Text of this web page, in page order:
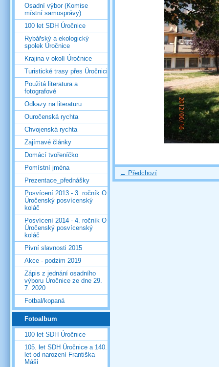
← Předchozí
Osadní výbor (Komise
místní samosprávy)
100 let SDH Úročnice
Rybářský a ekologický
spolek Úročnice
Krajina v okolí Úročnice
Turistické trasy přes Úročnici
Použitá literatura a
fotografové
Odkazy na literaturu
Ouročenská rychta
Chvojenská rychta
Zajímavé články
Domácí tvořeníčko
Pomístní jména
Prezentace_přednášky
Posvícení 2013 - 3. ročník O
Úročenský posvícenský
koláč
Posvícení 2014 - 4. ročník O
Úročenský posvícenský
koláč
Pivní slavnosti 2015
Akce - podzim 2019
Zápis z jednání osadního
výboru Úročnice ze dne 29.
7. 2020
Fotbal/kopaná
Fotoalbum
100 let SDH Úročnice
105. let SDH Úročnice a 140.
let od narození Františka
Máši